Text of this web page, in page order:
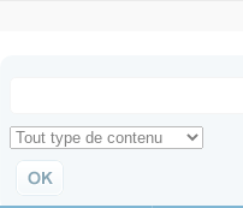
Search for